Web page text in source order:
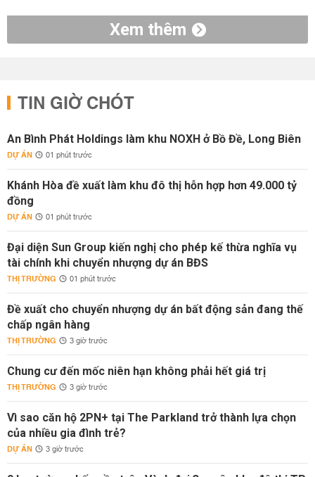
Xem thêm
TIN GIỜ CHÓT
An Bình Phát Holdings làm khu NOXH ở Bồ Đề, Long Biên
DỰ ÁN 01 phút trước
Khánh Hòa đề xuất làm khu đô thị hỗn hợp hơn 49.000 tỷ
đồng
DỰ ÁN 01 phút trước
Đại diện Sun Group kiến nghị cho phép kế thừa nghĩa vụ
tài chính khi chuyển nhượng dự án BĐS
THỊ TRƯỜNG 01 phút trước
Đề xuất cho chuyển nhượng dự án bất động sản đang thế
chấp ngân hàng
THỊ TRƯỜNG 3 giờ trước
Chung cư đến mốc niên hạn không phải hết giá trị
THỊ TRƯỜNG 3 giờ trước
Vì sao căn hộ 2PN+ tại The Parkland trở thành lựa chọn
của nhiều gia đình trẻ?
DỰ ÁN 3 giờ trước